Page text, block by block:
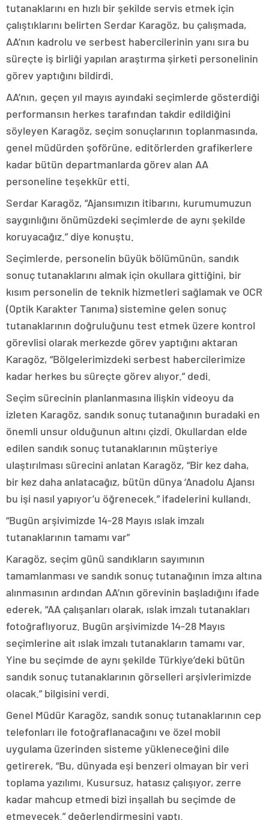
tutanaklarını en hızlı bir şekilde servis etmek için
çalıştıklarını belirten Serdar Karagöz, bu çalışmada,
AA’nın kadrolu ve serbest habercilerinin yanı sıra bu
süreçte iş birliği yapılan araştırma şirketi personelinin
görev yaptığını bildirdi.
AA’nın, geçen yıl mayıs ayındaki seçimlerde gösterdiği
performansın herkes tarafından takdir edildiğini
söyleyen Karagöz, seçim sonuçlarının toplanmasında,
genel müdürden şoförüne, editörlerden grafikerlere
kadar bütün departmanlarda görev alan AA
personeline teşekkür etti.
Serdar Karagöz, “Ajansımızın itibarını, kurumumuzun
saygınlığını önümüzdeki seçimlerde de aynı şekilde
koruyacağız.” diye konuştu.
Seçimlerde, personelin büyük bölümünün, sandık
sonuç tutanaklarını almak için okullara gittiğini, bir
kısım personelin de teknik hizmetleri sağlamak ve OCR
(Optik Karakter Tanıma) sistemine gelen sonuç
tutanaklarının doğruluğunu test etmek üzere kontrol
görevlisi olarak merkezde görev yaptığını aktaran
Karagöz, “Bölgelerimizdeki serbest habercilerimize
kadar herkes bu süreçte görev alıyor.” dedi.
Seçim sürecinin planlanmasına ilişkin videoyu da
izleten Karagöz, sandık sonuç tutanağının buradaki en
önemli unsur olduğunun altını çizdi. Okullardan elde
edilen sandık sonuç tutanaklarının müşteriye
ulaştırılması sürecini anlatan Karagöz, “Bir kez daha,
bir kez daha anlatacağız, bütün dünya ‘Anadolu Ajansı
bu işi nasıl yapıyor’u öğrenecek.” ifadelerini kullandı.
“Bugün arşivimizde 14-28 Mayıs ıslak imzalı
tutanaklarının tamamı var”
Karagöz, seçim günü sandıkların sayımının
tamamlanması ve sandık sonuç tutanağının imza altına
alınmasının ardından AA’nın görevinin başladığını ifade
ederek, “AA çalışanları olarak, ıslak imzalı tutanakları
fotoğraflıyoruz. Bugün arşivimizde 14-28 Mayıs
seçimlerine ait ıslak imzalı tutanakların tamamı var.
Yine bu seçimde de aynı şekilde Türkiye’deki bütün
sandık sonuç tutanaklarının görselleri arşivlerimizde
olacak.” bilgisini verdi.
Genel Müdür Karagöz, sandık sonuç tutanaklarının cep
telefonları ile fotoğraflanacağını ve özel mobil
uygulama üzerinden sisteme yükleneceğini dile
getirerek, “Bu, dünyada eşi benzeri olmayan bir veri
toplama yazılımı. Kusursuz, hatasız çalışıyor, zerre
kadar mahcup etmedi bizi inşallah bu seçimde de
etmeyecek.” değerlendirmesini yaptı.